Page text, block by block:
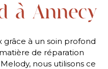
à Annecy
grâce à un soin profond
de réparation
nous utilisons ce